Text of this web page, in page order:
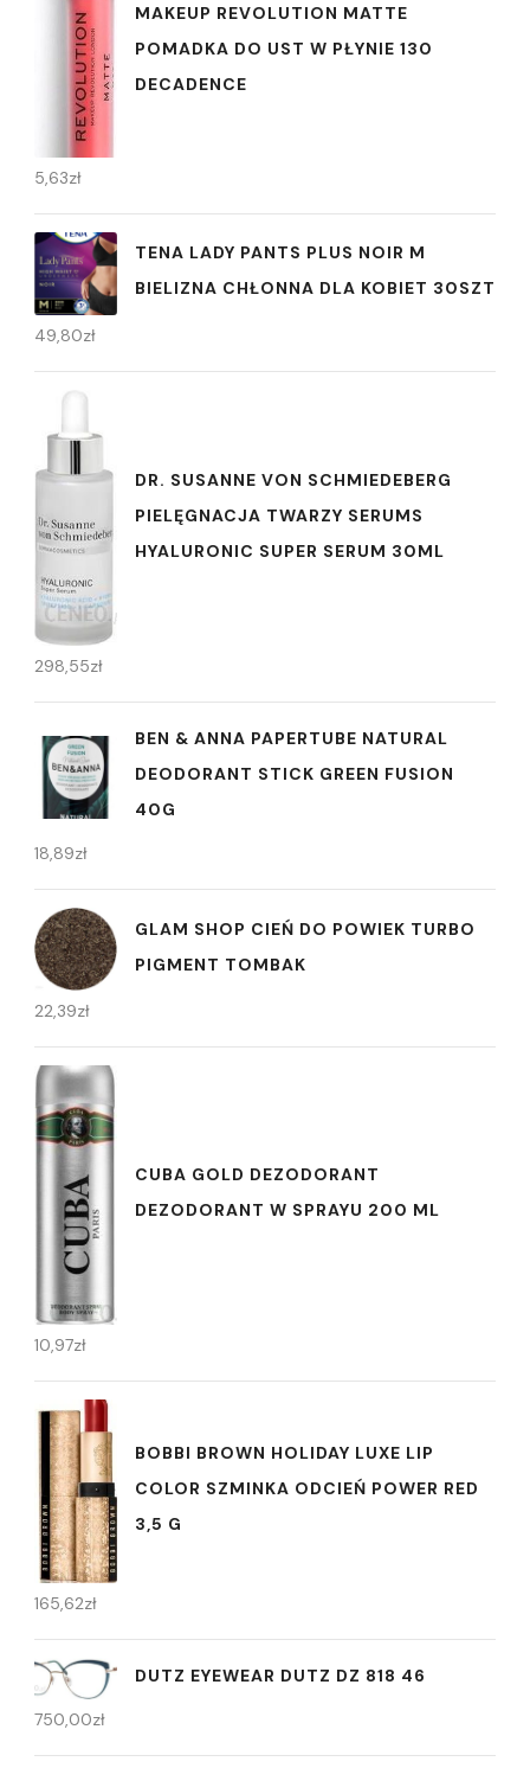
MAKEUP REVOLUTION MATTE
POMADKA DO UST W PŁYNIE 130
DECADENCE
5,63zł
TENA LADY PANTS PLUS NOIR M
BIELIZNA CHŁONNA DLA KOBIET 30SZT
49,80zł
DR. SUSANNE VON SCHMIEDEBERG
PIELĘGNACJA TWARZY SERUMS
HYALURONIC SUPER SERUM 30ML
298,55zł
BEN & ANNA PAPERTUBE NATURAL
DEODORANT STICK GREEN FUSION
40G
18,89zł
GLAM SHOP CIEŃ DO POWIEK TURBO
PIGMENT TOMBAK
22,39zł
CUBA GOLD DEZODORANT
DEZODORANT W SPRAYU 200 ML
10,97zł
BOBBI BROWN HOLIDAY LUXE LIP
COLOR SZMINKA ODCIEŃ POWER RED
3,5 G
165,62zł
DUTZ EYEWEAR DUTZ DZ 818 46
750,00zł